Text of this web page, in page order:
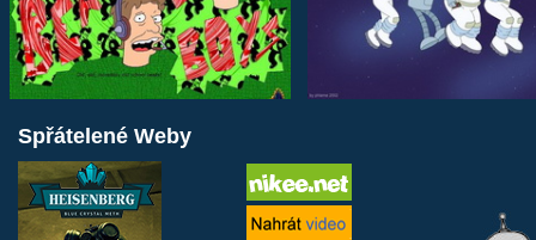
Spřátelené Weby